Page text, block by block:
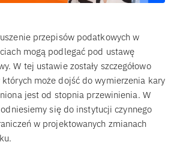
przepisów podatkowych w
mogą podlegać pod ustawę
W tej ustawie zostały szczegółowo
może dojść do wymierzenia kary
jest od stopnia przewinienia. W
się do instytucji czynnego
w projektowanych zmianach